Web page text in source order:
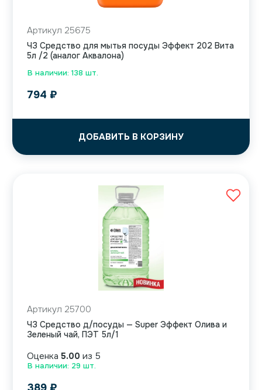
В наличии: 138 шт.
Артикул 25675
ЧЗ Средство для мытья посуды Эффект 202 Вита
5л /2 (аналог Аквалона)
794 ₽
ДОБАВИТЬ В КОРЗИНУ
В наличии: 29 шт.
Артикул 25700
ЧЗ Средство д/посуды — Super Эффект Олива и
Зеленый чай, ПЭТ 5л/1
Оценка 5.00 из 5